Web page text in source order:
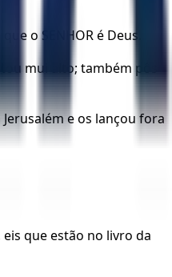
o SENHOR é Deus.
mui alto; também pôs
e os lançou fora
eis que estão no livro da